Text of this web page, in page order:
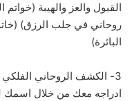
القبول والعز والهيبة
روحاني في جلب الرزق)
البائرة)
3- الكشف الروحاني
ادراجه معك من خلال اسمك